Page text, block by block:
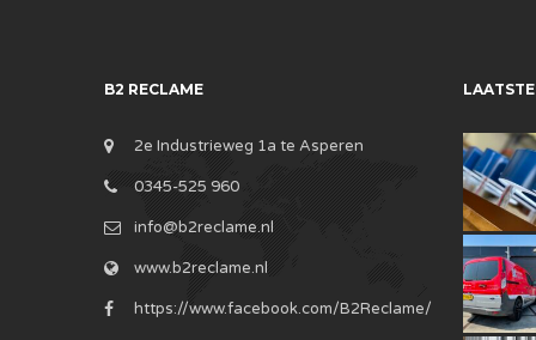
B2 RECLAME
2e Industrieweg 1a te Asperen
0345-525 960
info@b2reclame.nl
www.b2reclame.nl
https://www.facebook.com/B2Reclame/